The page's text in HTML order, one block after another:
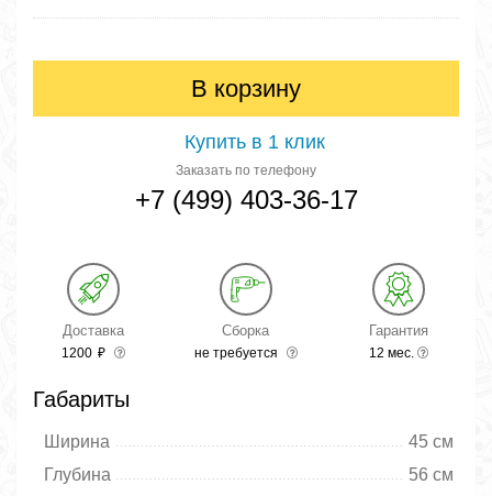
В корзину
Купить в 1 клик
Заказать по телефону
+7 (499) 403-36-17
Доставка
1200 ₽
Сборка
не требуется
Гарантия
12 мес.
Габариты
Ширина
45 см
Глубина
56 см